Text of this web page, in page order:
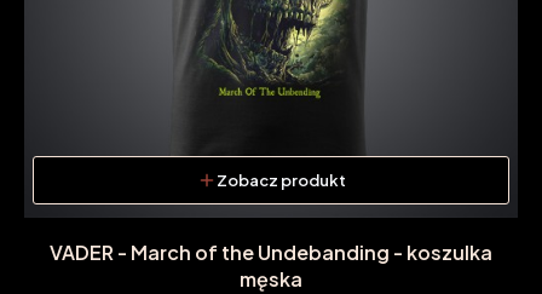
Zobacz produkt
VADER - March of the Undebanding - koszulka
męska